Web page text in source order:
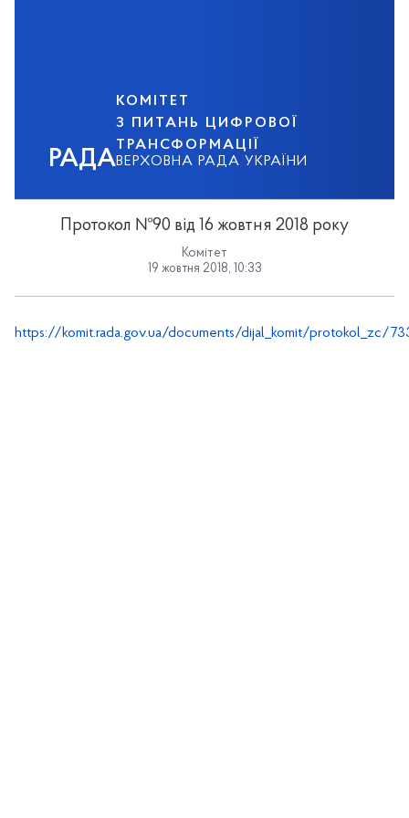
РАДА
КОМІТЕТ
З ПИТАНЬ ЦИФРОВОЇ
ТРАНСФОРМАЦІЇ
ВЕРХОВНА РАДА УКРАЇНИ
Протокол №90 від 16 жовтня 2018 року
Комітет
19 жовтня 2018, 10:33
https://komit.rada.gov.ua/documents/dijal_komit/protokol_zc/